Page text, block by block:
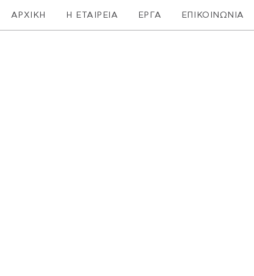
ΑΡΧΙΚΗ Η ΕΤΑΙΡΕΙΑ ΕΡΓΑ ΕΠΙΚΟΙΝΩΝΙΑ